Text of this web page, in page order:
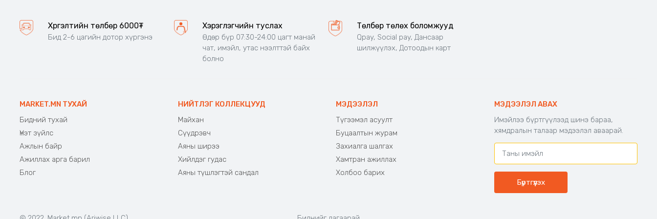
Хүргэлтийн төлбөр 6000₮
Бид 2-6 цагийн дотор хүргэнэ
Хэрэглэгчийн туслах
Өдөр бүр 07:30-24:00 цагт манай
чат, имэйл, утас нээлттэй байх
болно
Төлбөр төлөх боломжууд
Qpay, Social pay, Дансаар
шилжүүлэх, Дотоодын карт
MARKET.MN ТУХАЙ
Бидний тухай
Үнэт зүйлс
Ажлын байр
Ажиллах арга барил
Блог
НИЙТЛЭГ КОЛЛЕКЦУУД
Майхан
Сүүдрэвч
Аяны ширээ
Хийлдэг гудас
Аяны түшлэгтэй сандал
МЭДЭЭЛЭЛ
Түгээмэл асуулт
Буцаалтын журам
Захиалга шалгах
Хамтран ажиллах
Холбоо барих
МЭДЭЭЛЭЛ АВАХ
Имэйлээ бүртгүүлээд шинэ бараа,
хямдралын талаар мэдээлэл аваарай.
Бүртгүүлэх